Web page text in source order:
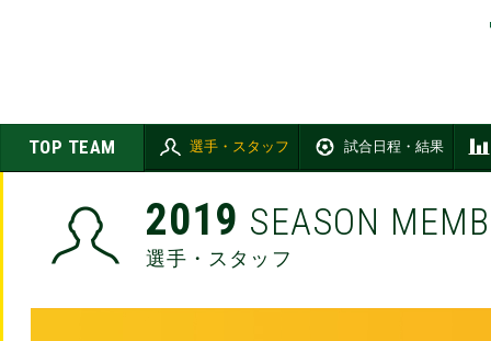
TOP TEAM 選手・スタッフ 試合日程・結果
2019 SEASON
選手・スタッフ